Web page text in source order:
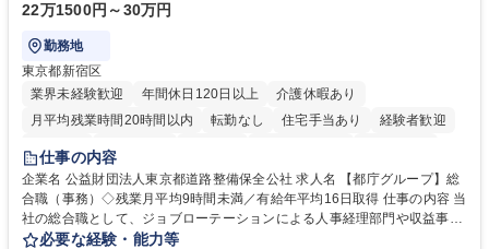
22万1500円～30万円
勤務地
東京都新宿区
業界未経験歓迎
年間休日120日以上
介護休暇あり
月平均残業時間20時間以内
転勤なし 住宅手当あり
経験者歓迎
研修あり
退職金あり
駅近5分以内
資格取得手当あり 食事補助あり
仕事の内容
企業名 公益財団法人東京都道路整備保全公社 求人名 【都庁グループ】総
合職（事務）◇残業月平均9時間未満／有給年平均16日取得 仕事の内容 当
社の総合職として、ジョブローテーションによる人事経理部門や収益事業
等のフロント部門の部署等幅広い部署での業務をお任せいたします。研修
必要な経験・能力等